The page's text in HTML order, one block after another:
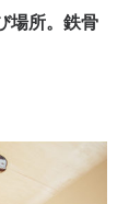
所。 鉄骨